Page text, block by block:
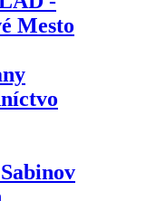
Mesto